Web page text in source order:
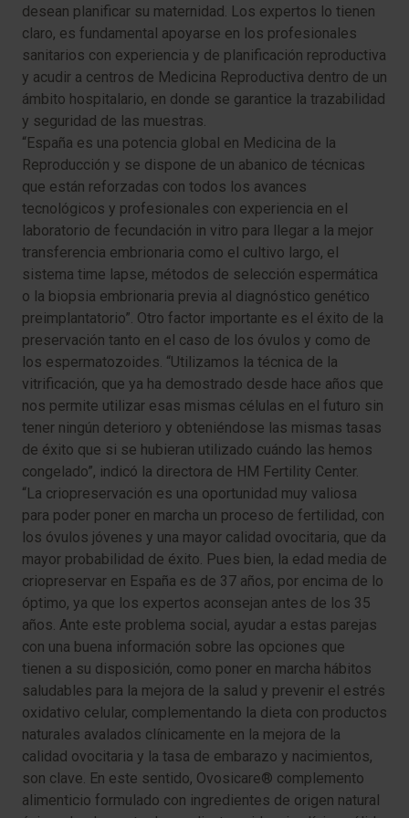
desean planificar su maternidad. Los expertos lo tienen
claro, es fundamental apoyarse en los profesionales
sanitarios con experiencia y de planificación reproductiva
y acudir a centros de Medicina Reproductiva dentro de un
ámbito hospitalario, en donde se garantice la trazabilidad
y seguridad de las muestras.
“España es una potencia global en Medicina de la
Reproducción y se dispone de un abanico de técnicas
que están reforzadas con todos los avances
tecnológicos y profesionales con experiencia en el
laboratorio de fecundación in vitro para llegar a la mejor
transferencia embrionaria como el cultivo largo, el
sistema time lapse, métodos de selección espermática
o la biopsia embrionaria previa al diagnóstico genético
preimplantatorio”. Otro factor importante es el éxito de la
preservación tanto en el caso de los óvulos y como de
los espermatozoides. “Utilizamos la técnica de la
vitrificación, que ya ha demostrado desde hace años que
nos permite utilizar esas mismas células en el futuro sin
tener ningún deterioro y obteniéndose las mismas tasas
de éxito que si se hubieran utilizado cuándo las hemos
congelado”, indicó la directora de HM Fertility Center.
“La criopreservación es una oportunidad muy valiosa
para poder poner en marcha un proceso de fertilidad, con
los óvulos jóvenes y una mayor calidad ovocitaria, que da
mayor probabilidad de éxito. Pues bien, la edad media de
criopreservar en España es de 37 años, por encima de lo
óptimo, ya que los expertos aconsejan antes de los 35
años. Ante este problema social, ayudar a estas parejas
con una buena información sobre las opciones que
tienen a su disposición, como poner en marcha hábitos
saludables para la mejora de la salud y prevenir el estrés
oxidativo celular, complementando la dieta con productos
naturales avalados clínicamente en la mejora de la
calidad ovocitaria y la tasa de embarazo y nacimientos,
son clave. En este sentido, Ovosicare® complemento
alimenticio formulado con ingredientes de origen natural